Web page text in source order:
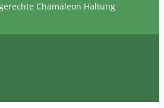
Chamäleon Haltung